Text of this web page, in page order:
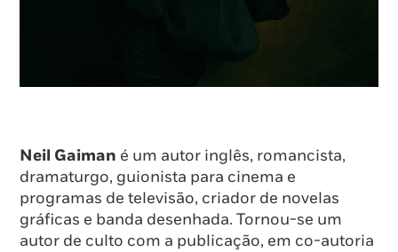
Neil Gaiman é um autor inglês, romancista,
dramaturgo, guionista para cinema e
programas de televisão, criador de novelas
gráficas e banda desenhada. Tornou-se um
autor de culto com a publicação, em co-autoria